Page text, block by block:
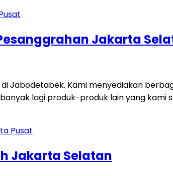
Jakarta
Jabodetabek. Kami menyediakan
lagi produk-produk lain yang
Jakarta Selatan